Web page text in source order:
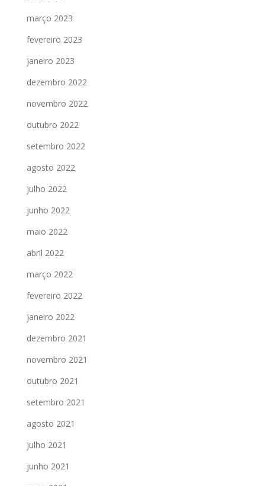
março 2023
fevereiro 2023
janeiro 2023
dezembro 2022
novembro 2022
outubro 2022
setembro 2022
agosto 2022
julho 2022
junho 2022
maio 2022
abril 2022
março 2022
fevereiro 2022
janeiro 2022
dezembro 2021
novembro 2021
outubro 2021
setembro 2021
agosto 2021
julho 2021
junho 2021